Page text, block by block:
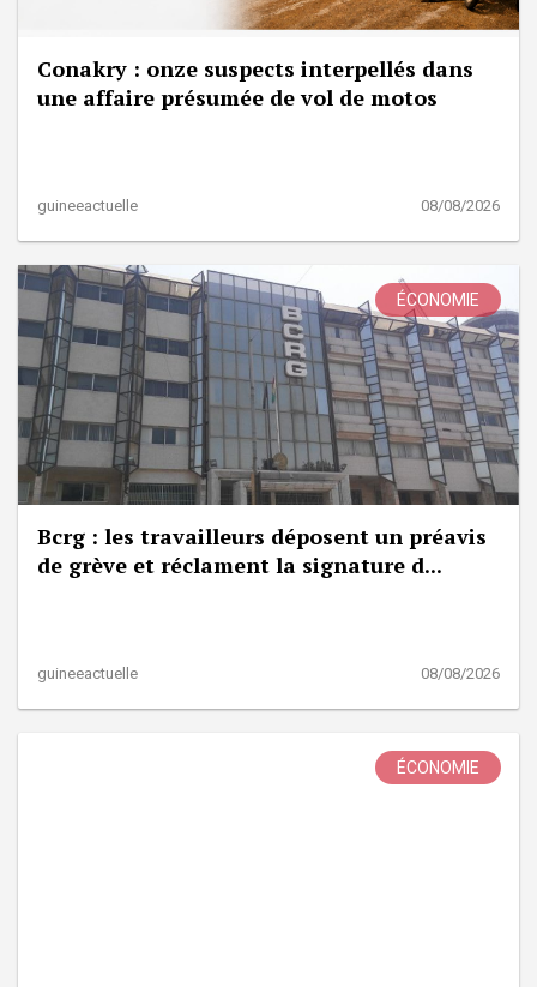
Conakry : onze suspects interpellés dans
une affaire présumée de vol de motos
guineeactuelle 08/08/2026
ÉCONOMIE
Bcrg : les travailleurs déposent un préavis
de grève et réclament la signature d...
guineeactuelle 08/08/2026
ÉCONOMIE